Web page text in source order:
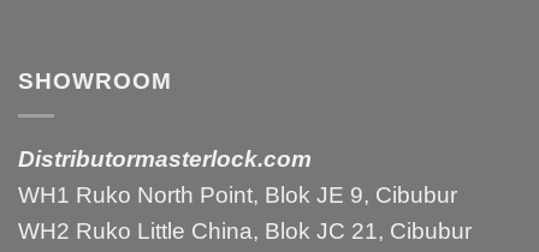
SHOWROOM
Distributormasterlock.com
WH1 Ruko North Point, Blok JE 9, Cibubur
WH2 Ruko Little China, Blok JC 21, Cibubur